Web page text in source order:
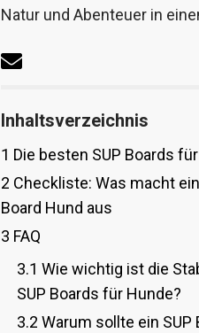
Natur und Abenteuer in
Inhaltsverzeichnis
1 Die besten SUP Boards
2 Checkliste: Was macht
Board Hund aus
3 FAQ
3.1 Wie wichtig ist die
SUP Boards für Hunde?
3.2 Warum sollte ein SUP